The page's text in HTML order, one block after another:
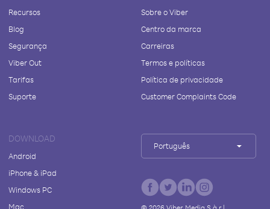
Recursos
Blog
Segurança
Viber Out
Tarifas
Suporte
Sobre o Viber
Centro da marca
Carreiras
Termos e políticas
Política de privacidade
Customer Complaints Code
DOWNLOAD
Android
iPhone & iPad
Windows PC
Mac
Português